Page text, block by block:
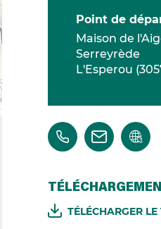
Point de
Maison de
Serreyrède
L'Esperou (
TÉLÉCHARGER